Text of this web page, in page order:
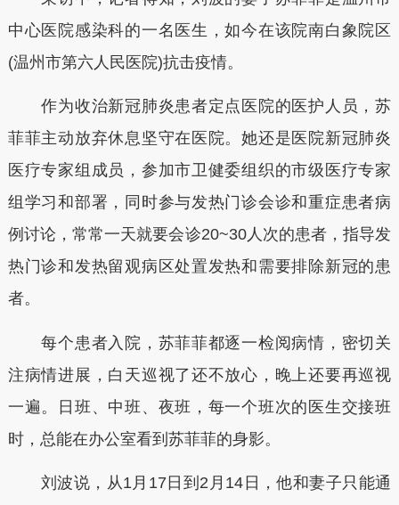
中心医院感染科的一名医生，如今在该院南白象院区
(温州市第六人民医院)抗击疫情。
作为收治新冠肺炎患者定点医院的医护人员，苏
菲菲主动放弃休息坚守在医院。她还是医院新冠肺炎
医疗专家组成员，参加市卫健委组织的市级医疗专家
组学习和部署，同时参与发热门诊会诊和重症患者病
例讨论，常常一天就要会诊20~30人次的患者，指导发
热门诊和发热留观病区处置发热和需要排除新冠的患
者。
每个患者入院，苏菲菲都逐一检阅病情，密切关
注病情进展，白天巡视了还不放心，晚上还要再巡视
一遍。日班、中班、夜班，每一个班次的医生交接班
时，总能在办公室看到苏菲菲的身影。
刘波说，从1月17日到2月14日，他和妻子只能通